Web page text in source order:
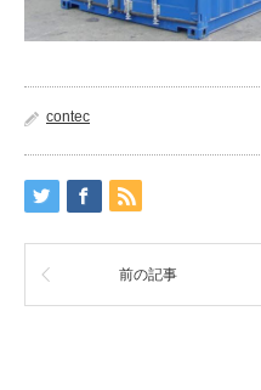
contec
前の記事